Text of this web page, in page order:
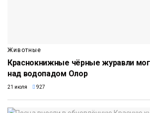
Животные
Краснокнижные чёрные журавли
над водопадом Олор
21 июля 927